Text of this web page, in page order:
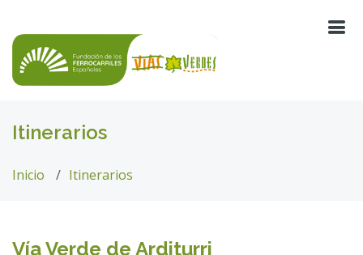
Itinerarios
Inicio Itinerarios
Vía Verde de Arditurri